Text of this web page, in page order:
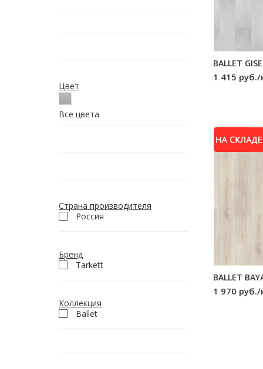
BALLET
1 415
BALLET
1 970
Цвет
Все цвета
Страна производителя
Россия
Бренд
Tarkett
Коллекция
Ballet